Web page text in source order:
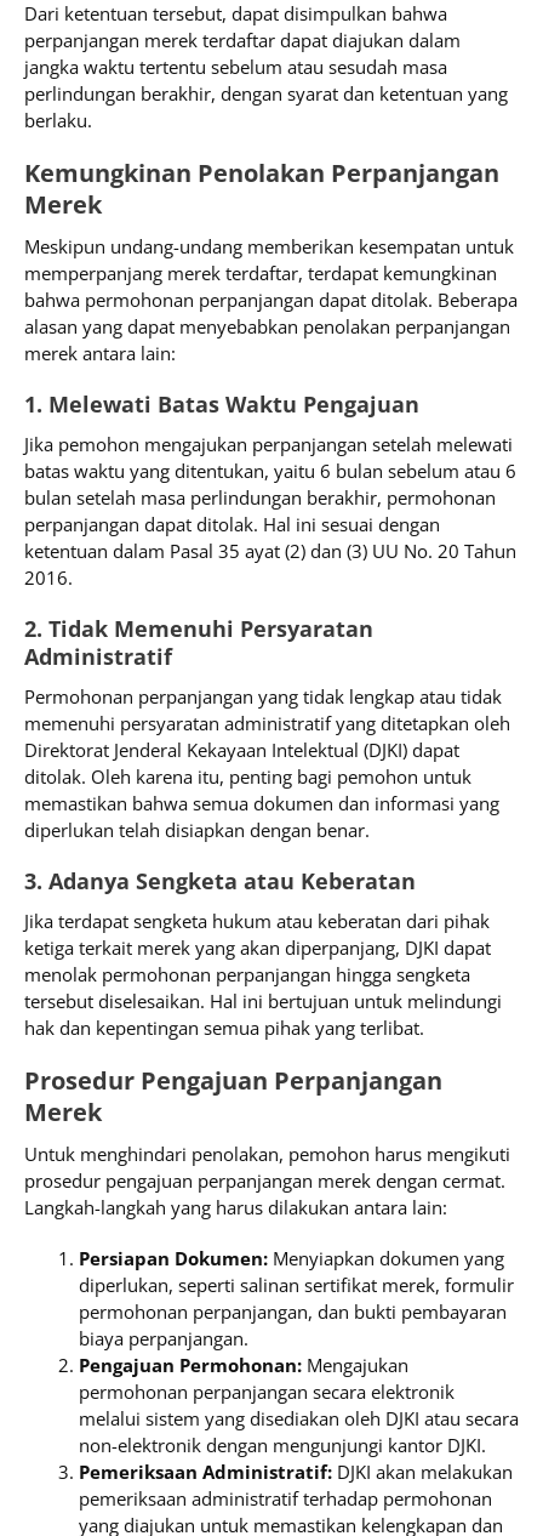
Dari ketentuan tersebut, dapat disimpulkan bahwa
perpanjangan merek terdaftar dapat diajukan dalam
jangka waktu tertentu sebelum atau sesudah masa
perlindungan berakhir, dengan syarat dan ketentuan yang
berlaku.
Kemungkinan Penolakan Perpanjangan
Merek
Meskipun undang-undang memberikan kesempatan untuk
memperpanjang merek terdaftar, terdapat kemungkinan
bahwa permohonan perpanjangan dapat ditolak. Beberapa
alasan yang dapat menyebabkan penolakan perpanjangan
merek antara lain:
1. Melewati Batas Waktu Pengajuan
Jika pemohon mengajukan perpanjangan setelah melewati
batas waktu yang ditentukan, yaitu 6 bulan sebelum atau 6
bulan setelah masa perlindungan berakhir, permohonan
perpanjangan dapat ditolak. Hal ini sesuai dengan
ketentuan dalam Pasal 35 ayat (2) dan (3) UU No. 20 Tahun
2016.
2. Tidak Memenuhi Persyaratan
Administratif
Permohonan perpanjangan yang tidak lengkap atau tidak
memenuhi persyaratan administratif yang ditetapkan oleh
Direktorat Jenderal Kekayaan Intelektual (DJKI) dapat
ditolak. Oleh karena itu, penting bagi pemohon untuk
memastikan bahwa semua dokumen dan informasi yang
diperlukan telah disiapkan dengan benar.
3. Adanya Sengketa atau Keberatan
Jika terdapat sengketa hukum atau keberatan dari pihak
ketiga terkait merek yang akan diperpanjang, DJKI dapat
menolak permohonan perpanjangan hingga sengketa
tersebut diselesaikan. Hal ini bertujuan untuk melindungi
hak dan kepentingan semua pihak yang terlibat.
Prosedur Pengajuan Perpanjangan
Merek
Untuk menghindari penolakan, pemohon harus mengikuti
prosedur pengajuan perpanjangan merek dengan cermat.
Langkah-langkah yang harus dilakukan antara lain:
Persiapan Dokumen: Menyiapkan dokumen yang
diperlukan, seperti salinan sertifikat merek, formulir
permohonan perpanjangan, dan bukti pembayaran
biaya perpanjangan.
Pengajuan Permohonan: Mengajukan
permohonan perpanjangan secara elektronik
melalui sistem yang disediakan oleh DJKI atau secara
non-elektronik dengan mengunjungi kantor DJKI.
Pemeriksaan Administratif: DJKI akan melakukan
pemeriksaan administratif terhadap permohonan
yang diajukan untuk memastikan kelengkapan dan